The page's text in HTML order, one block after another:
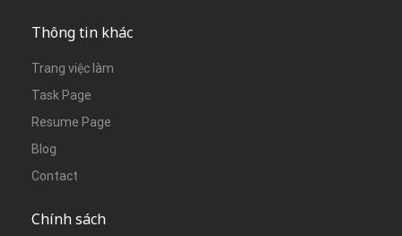
Thông tin khác
Trang việc làm
Task Page
Resume Page
Blog
Contact
Chính sách